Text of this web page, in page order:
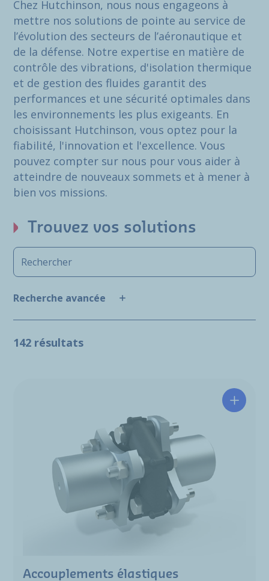
Chez Hutchinson, nous nous engageons à
mettre nos solutions de pointe au service de
l’évolution des secteurs de l’aéronautique et
de la défense. Notre expertise en matière de
contrôle des vibrations, d'isolation thermique
et de gestion des fluides garantit des
performances et une sécurité optimales dans
les environnements les plus exigeants. En
choisissant Hutchinson, vous optez pour la
fiabilité, l'innovation et l'excellence. Vous
pouvez compter sur nous pour vous aider à
atteindre de nouveaux sommets et à mener à
bien vos missions.
Trouvez vos solutions
Recherche avancée
142 résultats
Accouplements élastiques